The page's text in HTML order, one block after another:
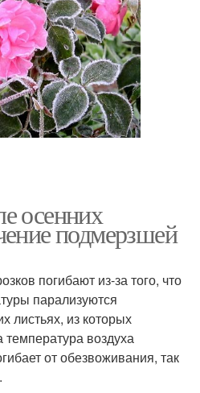
осенних
подмерзшей
погибают из-за того, что
парализуются
листьях, из которых
температура воздуха
от обезвоживания, так